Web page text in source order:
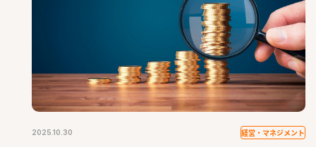
2025.10.30 経営・マネジメント